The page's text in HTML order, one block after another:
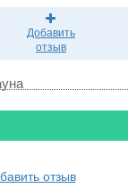
Добавить
отзыв
отзыв